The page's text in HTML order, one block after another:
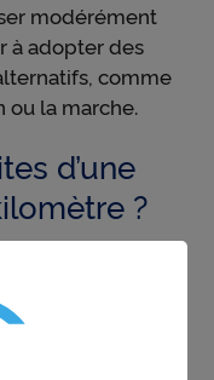
modérément
à adopter des
comme
ou la marche.
d’une
?
présente